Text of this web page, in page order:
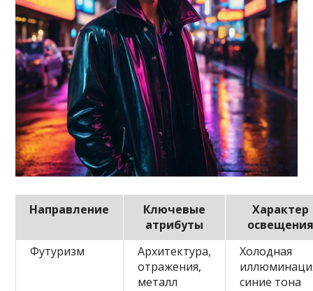
Направление
Ключевые
атрибуты
Характер
освещения
Футуризм
Архитектура,
отражения,
металл
Холодная
синие тона